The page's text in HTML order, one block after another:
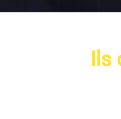
Ils